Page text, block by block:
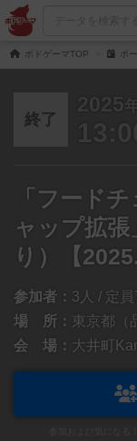
ボドゲーマTOP ボ
終了
2025
「フード
ャップ拡
り）【
参加者： 3人 / 定員
場 所： 東京都（
会 場： 大井町